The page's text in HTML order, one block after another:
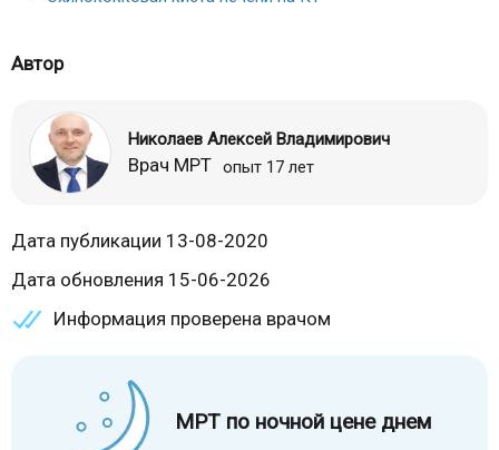
Автор
Николаев Алексей Владимирович
Врач МРТ опыт 17 лет
Дата публикации 13-08-2020
Дата обновления 15-06-2026
Информация проверена врачом
МРТ по ночной цене днем